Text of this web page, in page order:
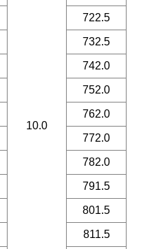
10.0
722.5
732.5
742.0
752.0
762.0
772.0
782.0
791.5
801.5
811.5